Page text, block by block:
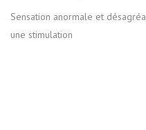
Sensation anormale et
une stimulation